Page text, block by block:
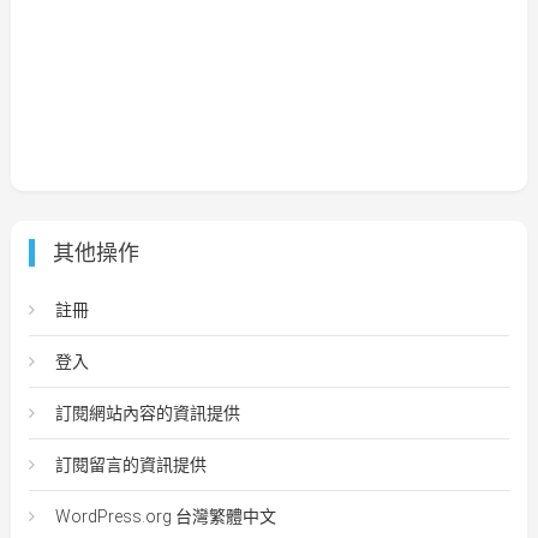
其他操作
註冊
登入
訂閱網站內容的資訊提供
訂閱留言的資訊提供
WordPress.org 台灣繁體中文